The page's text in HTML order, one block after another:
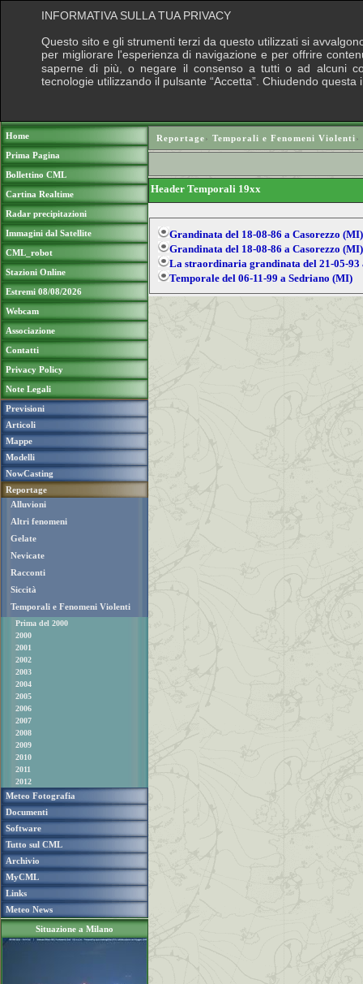
Home
Prima Pagina
Bollettino CML
Cartina Realtime
Radar precipitazioni
Immagini dal Satellite
CML_robot
Stazioni Online
Estremi 08/08/2026
Webcam
Associazione
Contatti
Privacy Policy
Note Legali
Previsioni
Articoli
Mappe
Modelli
NowCasting
Reportage
Alluvioni
Altri fenomeni
Gelate
Nevicate
Racconti
Siccità
Temporali e Fenomeni Violenti
Prima del 2000
2000
2001
2002
2003
2004
2005
2006
2007
2008
2009
2010
2011
2012
Meteo Fotografia
Documenti
Software
Tutto sul CML
Archivio
MyCML
Links
Meteo News
Situazione a Milano
Reportage› Temporali e Fenomeni Violenti›
Header Temporali 19xx
Grandinata del 18-08-86 a Casorezzo (MI)
Grandinata del 18-08-86 a Casorezzo (MI)
La straordinaria grandinata del 21-05-93
Temporale del 06-11-99 a Sedriano (MI)
INFORMATIVA SULLA TUA PRIVACY
Questo sito e gli strumenti terzi da questo utilizzati si
per migliorare l'esperienza di navigazione e per offrire
saperne di più, o negare il consenso a tutti o ad alcuni
tecnologie utilizzando il pulsante “Accetta”. Chiudendo